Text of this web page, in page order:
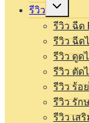
รีวิว
Expand
child
menu
รีวิว ฉีด
รีวิว ฉีด
รีวิว ดูด
รีวิว ตัด
รีวิว ร้อ
รีวิว รัก
รีวิว เส